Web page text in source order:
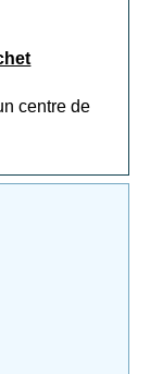
centre de